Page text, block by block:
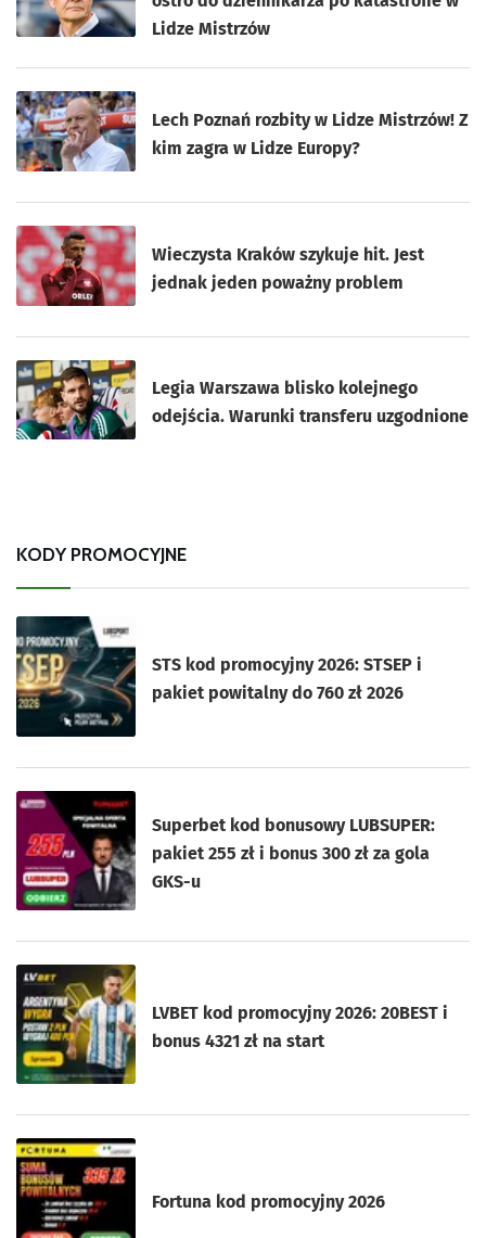
Lidze Mistrzów
Lech Poznań rozbity w Lidze Mistrzów! Z
kim zagra w Lidze Europy?
Wieczysta Kraków szykuje hit. Jest
jednak jeden poważny problem
Legia Warszawa blisko kolejnego
odejścia. Warunki transferu uzgodnione
KODY PROMOCYJNE
STS kod promocyjny 2026: STSEP i
pakiet powitalny do 760 zł 2026
Superbet kod bonusowy LUBSUPER:
pakiet 255 zł i bonus 300 zł za gola
GKS-u
LVBET kod promocyjny 2026: 20BEST i
bonus 4321 zł na start
Fortuna kod promocyjny 2026